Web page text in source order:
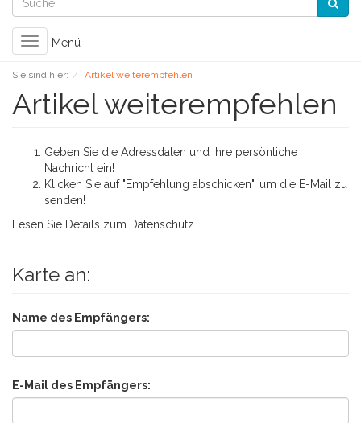
Toggle
navigation
Menü
Sie sind hier: Artikel weiterempfehlen
Artikel weiterempfehlen
Geben Sie die Adressdaten und Ihre persönliche
Nachricht ein!
Klicken Sie auf "Empfehlung abschicken", um die E-Mail zu
senden!
Lesen Sie Details zum Datenschutz
Karte an:
Name des Empfängers:
E-Mail des Empfängers: